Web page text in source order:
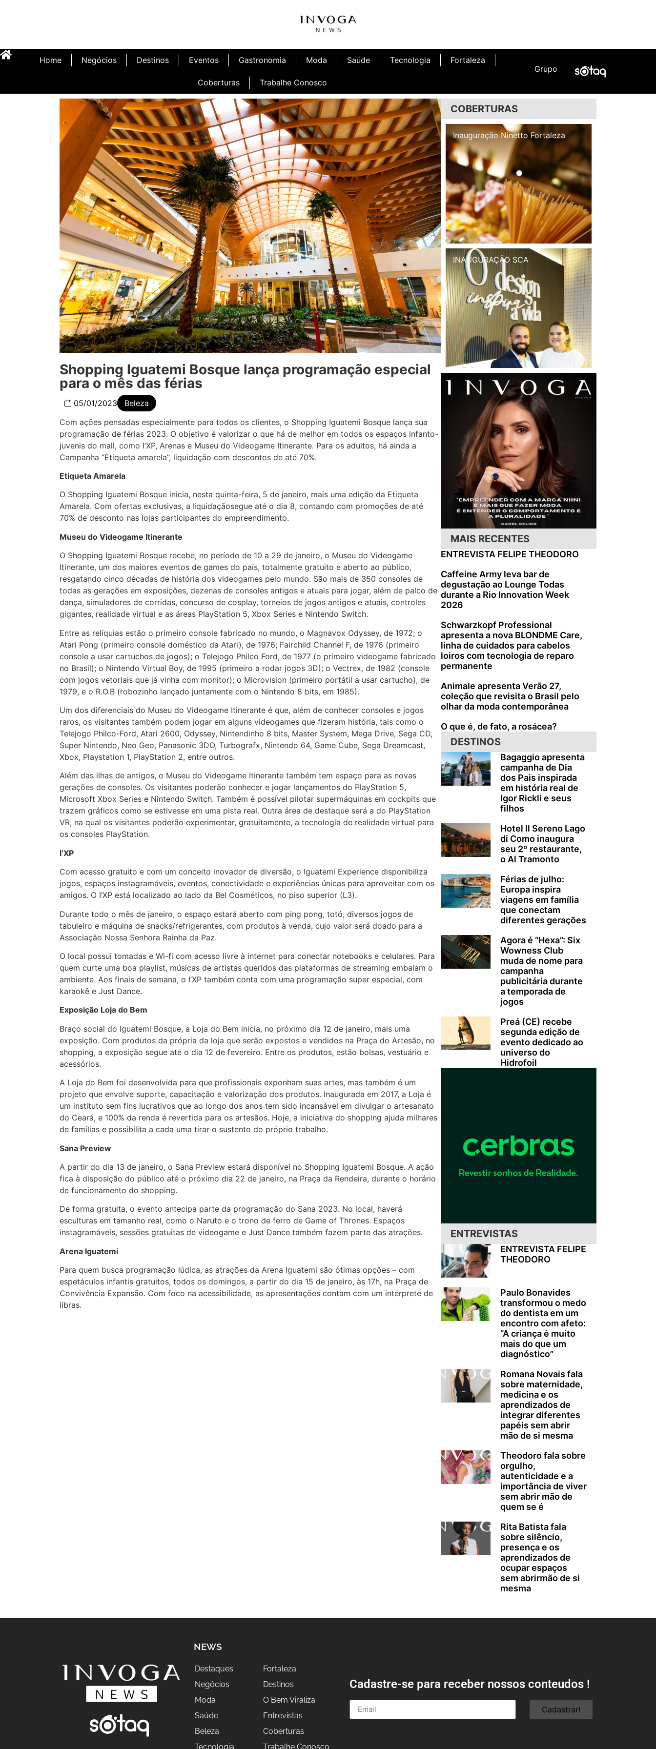
Home Negócios Destinos Eventos Gastronomia Moda Saúde Tecnologia Fortaleza
Coberturas Trabalhe Conosco
Grupo
Shopping Iguatemi Bosque lança programação especial
para o mês das férias
05/01/2023
Beleza
Com ações pensadas especialmente para todos os clientes, o Shopping Iguatemi Bosque lança sua
programação de férias 2023. O objetivo é valorizar o que há de melhor em todos os espaços infanto-
juvenis do mall, como I’XP, Arenas e Museu do Videogame Itinerante. Para os adultos, há ainda a
Campanha “Etiqueta amarela”, liquidação com descontos de até 70%.
Etiqueta Amarela
O Shopping Iguatemi Bosque inicia, nesta quinta-feira, 5 de janeiro, mais uma edição da Etiqueta
Amarela. Com ofertas exclusivas, a liquidaçãosegue até o dia 8, contando com promoções de até
70% de desconto nas lojas participantes do empreendimento.
Museu do Videogame Itinerante
O Shopping Iguatemi Bosque recebe, no período de 10 a 29 de janeiro, o Museu do Videogame
Itinerante, um dos maiores eventos de games do país, totalmente gratuito e aberto ao público,
resgatando cinco décadas de história dos videogames pelo mundo. São mais de 350 consoles de
todas as gerações em exposições, dezenas de consoles antigos e atuais para jogar, além de palco de
dança, simuladores de corridas, concurso de cosplay, torneios de jogos antigos e atuais, controles
gigantes, realidade virtual e as áreas PlayStation 5, Xbox Series e Nintendo Switch.
Entre as relíquias estão o primeiro console fabricado no mundo, o Magnavox Odyssey, de 1972; o
Atari Pong (primeiro console doméstico da Atari), de 1976; Fairchild Channel F, de 1976 (primeiro
console a usar cartuchos de jogos); o Telejogo Philco Ford, de 1977 (o primeiro videogame fabricado
no Brasil); o Nintendo Virtual Boy, de 1995 (primeiro a rodar jogos 3D); o Vectrex, de 1982 (console
com jogos vetoriais que já vinha com monitor); o Microvision (primeiro portátil a usar cartucho), de
1979, e o R.O.B (robozinho lançado juntamente com o Nintendo 8 bits, em 1985).
Um dos diferenciais do Museu do Videogame Itinerante é que, além de conhecer consoles e jogos
raros, os visitantes também podem jogar em alguns videogames que fizeram história, tais como o
Telejogo Philco-Ford, Atari 2600, Odyssey, Nintendinho 8 bits, Master System, Mega Drive, Sega CD,
Super Nintendo, Neo Geo, Panasonic 3DO, Turbografx, Nintendo 64, Game Cube, Sega Dreamcast,
Xbox, Playstation 1, PlayStation 2, entre outros.
Além das ilhas de antigos, o Museu do Videogame Itinerante também tem espaço para as novas
gerações de consoles. Os visitantes poderão conhecer e jogar lançamentos do PlayStation 5,
Microsoft Xbox Series e Nintendo Switch. Também é possível pilotar supermáquinas em cockpits que
trazem gráficos como se estivesse em uma pista real. Outra área de destaque será a do PlayStation
VR, na qual os visitantes poderão experimentar, gratuitamente, a tecnologia de realidade virtual para
os consoles PlayStation.
I’XP
Com acesso gratuito e com um conceito inovador de diversão, o Iguatemi Experience disponibiliza
jogos, espaços instagramáveis, eventos, conectividade e experiências únicas para aproveitar com os
amigos. O I’XP está localizado ao lado da Bel Cosméticos, no piso superior (L3).
Durante todo o mês de janeiro, o espaço estará aberto com ping pong, totó, diversos jogos de
tabuleiro e máquina de snacks/refrigerantes, com produtos à venda, cujo valor será doado para a
Associação Nossa Senhora Rainha da Paz.
O local possui tomadas e Wi-fi com acesso livre à internet para conectar notebooks e celulares. Para
quem curte uma boa playlist, músicas de artistas queridos das plataformas de streaming embalam o
ambiente. Aos finais de semana, o I’XP também conta com uma programação super especial, com
karaokê e Just Dance.
Exposição Loja do Bem
Braço social do Iguatemi Bosque, a Loja do Bem inicia, no próximo dia 12 de janeiro, mais uma
exposição. Com produtos da própria da loja que serão expostos e vendidos na Praça do Artesão, no
shopping, a exposição segue até o dia 12 de fevereiro. Entre os produtos, estão bolsas, vestuário e
acessórios.
A Loja do Bem foi desenvolvida para que profissionais exponham suas artes, mas também é um
projeto que envolve suporte, capacitação e valorização dos produtos. Inaugurada em 2017, a Loja é
um instituto sem fins lucrativos que ao longo dos anos tem sido incansável em divulgar o artesanato
do Ceará, e 100% da renda é revertida para os artesãos. Hoje, a iniciativa do shopping ajuda milhares
de famílias e possibilita a cada uma tirar o sustento do próprio trabalho.
Sana Preview
A partir do dia 13 de janeiro, o Sana Preview estará disponível no Shopping Iguatemi Bosque. A ação
fica à disposição do público até o próximo dia 22 de janeiro, na Praça da Rendeira, durante o horário
de funcionamento do shopping.
De forma gratuita, o evento antecipa parte da programação do Sana 2023. No local, haverá
esculturas em tamanho real, como o Naruto e o trono de ferro de Game of Thrones. Espaços
instagramáveis, sessões gratuitas de videogame e Just Dance também fazem parte das atrações.
Arena Iguatemi
Para quem busca programação lúdica, as atrações da Arena Iguatemi são ótimas opções – com
espetáculos infantis gratuitos, todos os domingos, a partir do dia 15 de janeiro, às 17h, na Praça de
Convivência Expansão. Com foco na acessibilidade, as apresentações contam com um intérprete de
libras.
COBERTURAS
Inauguração Illa Café Inauguração Ninetto Fortaleza Inauguração Illa Café
INAUGURAÇÃO SCA
MAIS RECENTES
ENTREVISTA FELIPE THEODORO
Caffeine Army leva bar de
degustação ao Lounge Todas
durante a Rio Innovation Week
2026
Schwarzkopf Professional
apresenta a nova BLONDME Care,
linha de cuidados para cabelos
loiros com tecnologia de reparo
permanente
Animale apresenta Verão 27,
coleção que revisita o Brasil pelo
olhar da moda contemporânea
O que é, de fato, a rosácea?
DESTINOS
Bagaggio apresenta
campanha de Dia
dos Pais inspirada
em história real de
Igor Rickli e seus
filhos
Hotel Il Sereno Lago
di Como inaugura
seu 2º restaurante,
o Al Tramonto
Férias de julho:
Europa inspira
viagens em família
que conectam
diferentes gerações
Agora é “Hexa”: Six
Wowness Club
muda de nome para
campanha
publicitária durante
a temporada de
jogos
Preá (CE) recebe
segunda edição de
evento dedicado ao
universo do
Hidrofoil
ENTREVISTAS
ENTREVISTA FELIPE
THEODORO
Paulo Bonavides
transformou o medo
do dentista em um
encontro com afeto:
“A criança é muito
mais do que um
diagnóstico”
Romana Novais fala
sobre maternidade,
medicina e os
aprendizados de
integrar diferentes
papéis sem abrir
mão de si mesma
Theodoro fala sobre
orgulho,
autenticidade e a
importância de viver
sem abrir mão de
quem se é
Rita Batista fala
sobre silêncio,
presença e os
aprendizados de
ocupar espaços
sem abrirmão de si
mesma
NEWS
Destaques
Negócios
Moda
Saúde
Beleza
Tecnologia
Fortaleza
Destinos
O Bem Viraliza
Entrevistas
Coberturas
Trabalhe Conosco
Cadastre-se para receber nossos conteudos !
Cadastrar!